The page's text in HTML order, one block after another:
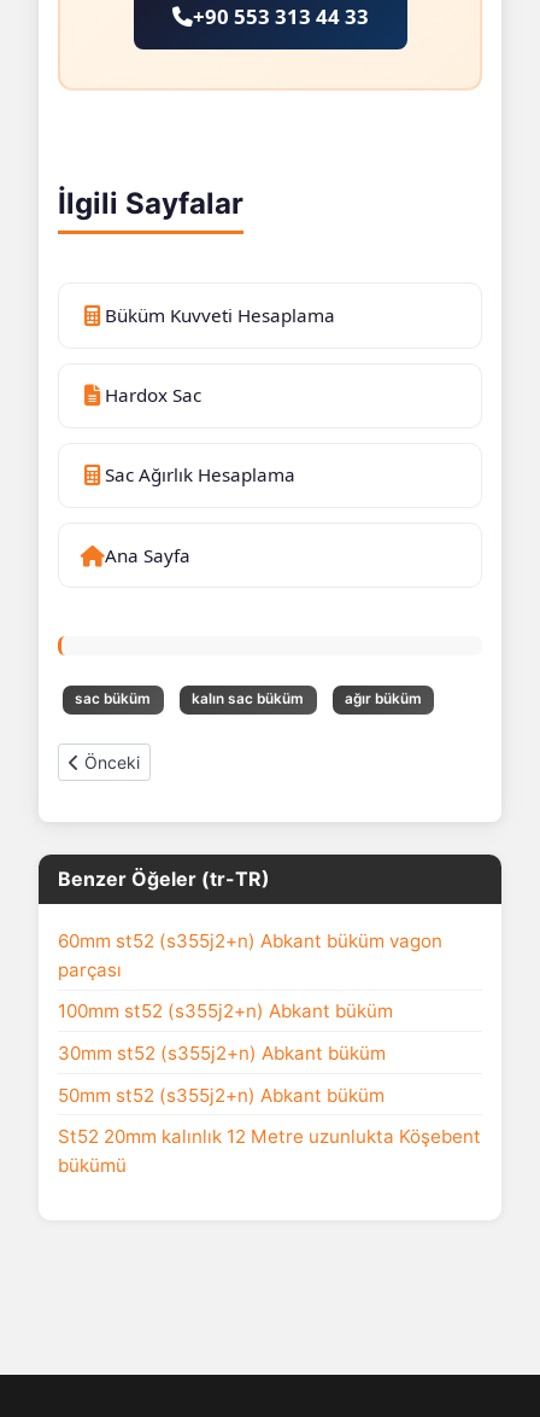
+90 553 313 44 33
İlgili Sayfalar
Büküm Kuvveti Hesaplama
Hardox Sac
Sac Ağırlık Hesaplama
Ana Sayfa
sac büküm kalın sac büküm ağır büküm
Önceki makale: Hardox 450 6mm damper tabanı büküm
Önceki
Benzer Öğeler (tr-TR)
60mm st52 (s355j2+n) Abkant büküm vagon
parçası
100mm st52 (s355j2+n) Abkant büküm
30mm st52 (s355j2+n) Abkant büküm
50mm st52 (s355j2+n) Abkant büküm
St52 20mm kalınlık 12 Metre uzunlukta Köşebent
bükümü